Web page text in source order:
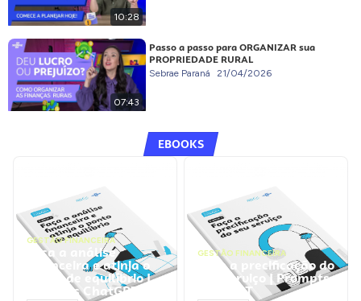
10:28
07:43
Passo a passo para ORGANIZAR sua
PROPRIEDADE RURAL
Sebrae Paraná 21/04/2026
EBOOKS
GESTÃO FINANCEIRA
Faça a análise
financeira e atinja o
ponto de equilíbrio |
Prompts ChatGPT
GESTÃO FINANCEIRA
Faça a precificação do
seu serviço | Prompts
ChatGPT